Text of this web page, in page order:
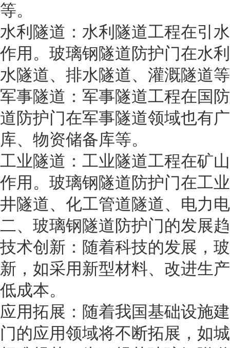
等。
水利隧道：水利隧道工程在引
作用。玻璃钢隧道防护门在水
水隧道、排水隧道、灌溉隧道
军事隧道：军事隧道工程在国
道防护门在军事隧道领域也有
库、物资储备库等。
工业隧道：工业隧道工程在矿
作用。玻璃钢隧道防护门在工
井隧道、化工管道隧道、电力
二、玻璃钢隧道防护门的发展
技术创新：随着科技的发展，
新，如采用新型材料、改进生
低成本。
应用拓展：随着我国基础设施
门的应用领域将不断拓展，如